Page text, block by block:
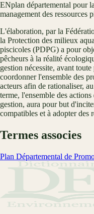
ENplan départemental pour
management des ressources
L'élaboration, par la
la Protection des milieux
piscicoles (PDPG) a pour
pêcheurs à la réalité
gestion nécessite, avant
coordonner l'ensemble des
acteurs afin de rationaliser,
terme, l'ensemble des
gestion, aura pour but
compatibles et à adopter des
Termes associes
Plan Départemental de